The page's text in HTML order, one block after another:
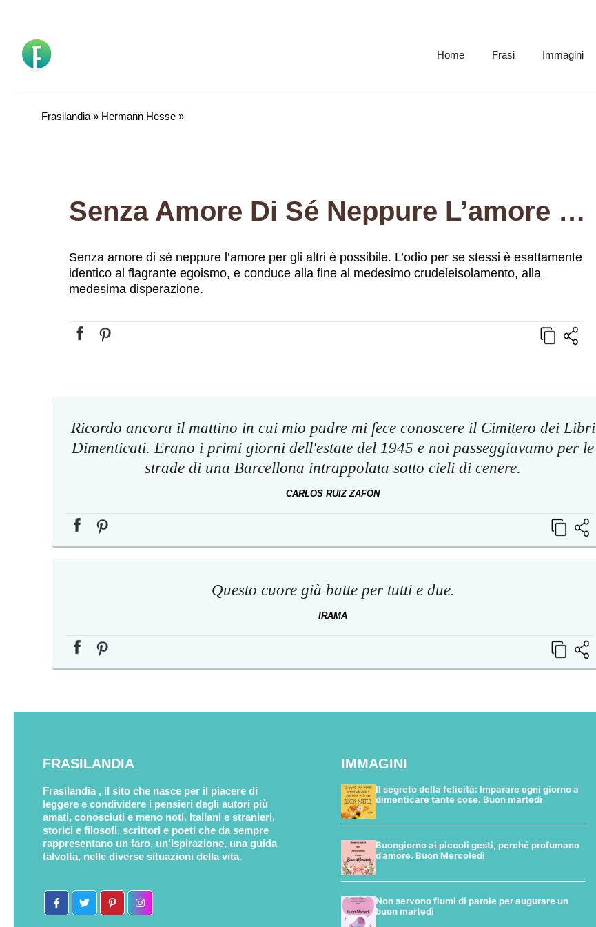
contenuto
Home Frasi Immagini
Frasilandia » Hermann Hesse »
Senza Amore Di Sé Neppure L’amore Per Gli Altri È Possibile. L’odio Per Se Stessi È Esattamente Identico Al Flagrante Egoismo, E Conduce Alla Fine Al Medesimo Crudeleisolamento, Alla Medesima Disperazione.
Senza amore di sé neppure l’amore per gli altri è possibile. L’odio per se stessi è esattamente
identico al flagrante egoismo, e conduce alla fine al medesimo crudeleisolamento, alla
medesima disperazione.
Ricordo ancora il mattino in cui mio padre mi fece conoscere il Cimitero dei Libri
Dimenticati. Erano i primi giorni dell'estate del 1945 e noi passeggiavamo per le
strade di una Barcellona intrappolata sotto cieli di cenere.
CARLOS RUIZ ZAFÓN
Questo cuore già batte per tutti e due.
IRAMA
FRASILANDIA
Frasilandia , il sito che nasce per il piacere di
leggere e condividere i pensieri degli autori più
amati, conosciuti e meno noti. Italiani e stranieri,
storici e filosofi, scrittori e poeti che da sempre
rappresentano un faro, un’ispirazione, una guida
talvolta, nelle diverse situazioni della vita.
IMMAGINI
Il segreto della felicità: Imparare ogni giorno a
dimenticare tante cose. Buon martedì
Buongiorno ai piccoli gesti, perché profumano
d’amore. Buon Mercoledì
Non servono fiumi di parole per augurare un
buon martedì